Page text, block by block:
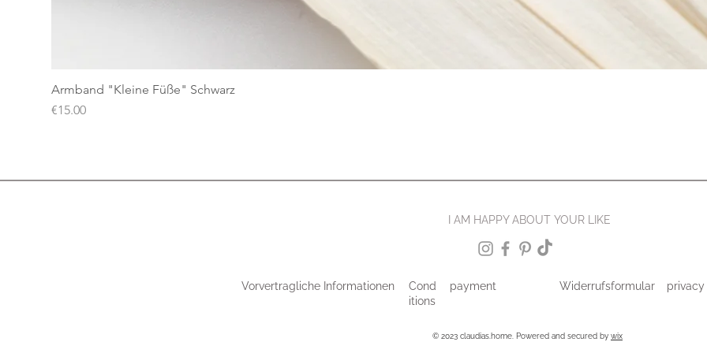
Armband "Kleine Füße" Schwarz
Price
€15.00
I AM HAPPY ABOUT YOUR LIKE
Vorvertragliche Informationen
Cond
itions
payment Widerrufsformular privacy
© 2023 claudias.home. Powered and secured by wix